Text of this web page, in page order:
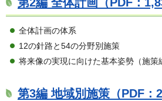
全体計画の体系
12の針路と54の分野別施策
将来像の実現に向けた基本姿勢（施策
第3編 地域別施策（PDF：